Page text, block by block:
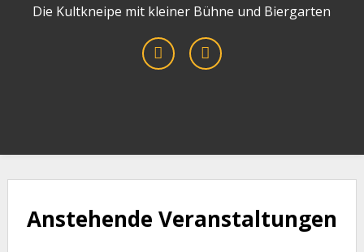
Die Kultkneipe mit kleiner Bühne und Biergarten
Anstehende Veranstaltungen